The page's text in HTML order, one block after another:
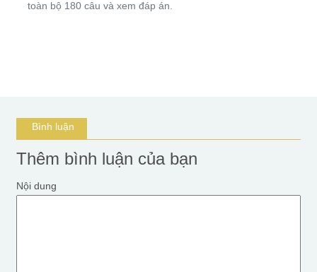
toàn bộ 180 câu và xem đáp án.
Bình luận
Thêm bình luận của bạn
Nội dung